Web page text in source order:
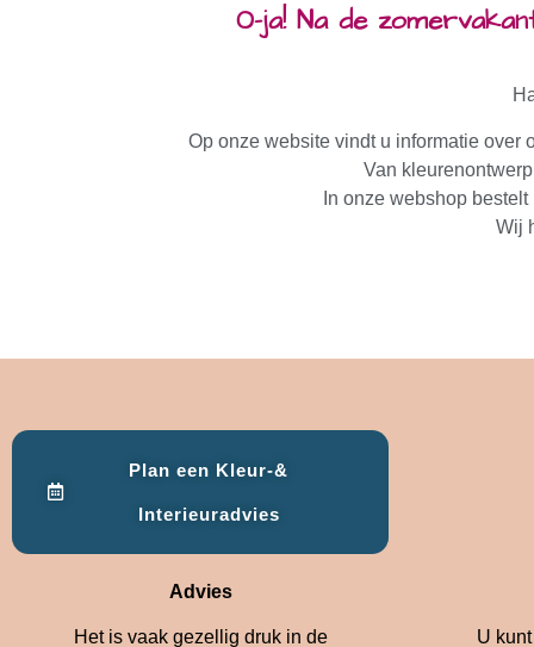
O-ja! Na de
Op onze website vindt u informatie over
Van
In onze webshop
Wij
Plan een Kleur-&
Interieuradvies
Advies
Het is vaak gezellig druk in de
U